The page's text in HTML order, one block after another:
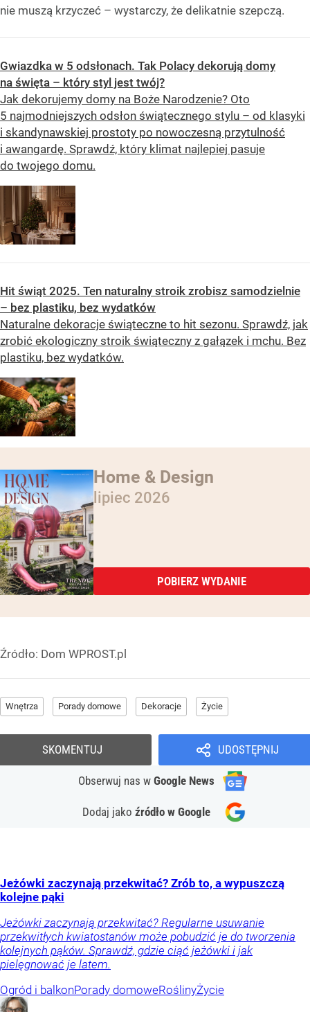
nie muszą krzyczeć – wystarczy, że delikatnie szepczą.
Gwiazdka w 5 odsłonach. Tak Polacy dekorują domy
na święta – który styl jest twój?
Jak dekorujemy domy na Boże Narodzenie? Oto
5 najmodniejszych odsłon świątecznego stylu – od klasyki
i skandynawskiej prostoty po nowoczesną przytulność
i awangardę. Sprawdź, który klimat najlepiej pasuje
do twojego domu.
Hit świąt 2025. Ten naturalny stroik zrobisz samodzielnie
– bez plastiku, bez wydatków
Naturalne dekoracje świąteczne to hit sezonu. Sprawdź, jak
zrobić ekologiczny stroik świąteczny z gałązek i mchu. Bez
plastiku, bez wydatków.
Home & Design
lipiec 2026
POBIERZ WYDANIE
Źródło: Dom WPROST.pl
Wnętrza Porady domowe Dekoracje Życie
UDOSTĘPNIJ
Obserwuj nas w Google News
Dodaj jako źródło w Google
SKOMENTUJ
Jeżówki zaczynają przekwitać? Zrób to, a wypuszczą
kolejne pąki
Jeżówki zaczynają przekwitać? Regularne usuwanie
przekwitłych kwiatostanów może pobudzić je do tworzenia
kolejnych pąków. Sprawdź, gdzie ciąć jeżówki i jak
pielęgnować je latem.
Ogród i balkonPorady domoweRoślinyŻycie